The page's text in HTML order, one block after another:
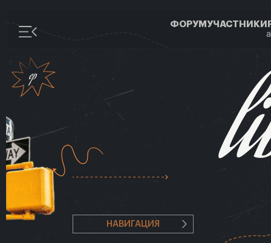
ФОРУМУЧАСТНИКИ
НАВИГАЦИЯ